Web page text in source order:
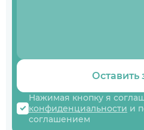
Оставить
Нажимая кнопку я
конфиденциальности и
соглашением